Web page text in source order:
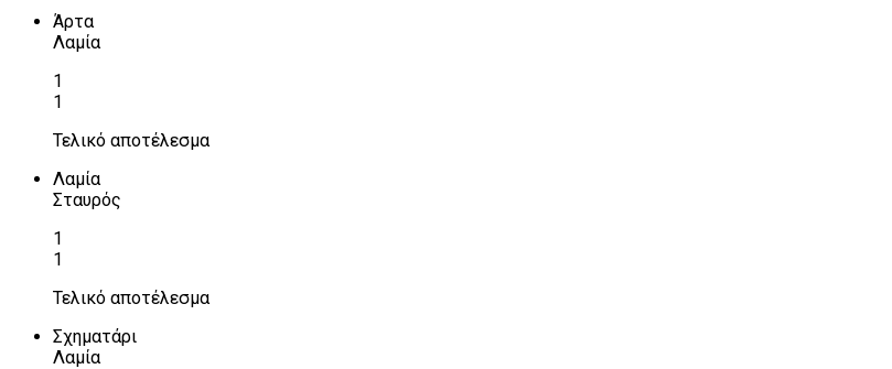
Άρτα
Λαμία
1
1
Τελικό αποτέλεσμα
Λαμία
Σταυρός
1
1
Τελικό αποτέλεσμα
Σχηματάρι
Λαμία